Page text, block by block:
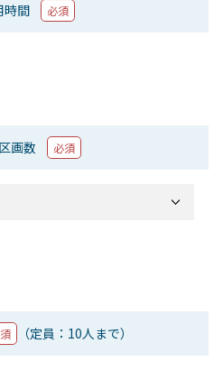
時間 必須
画数 必須
（定員：10人まで）